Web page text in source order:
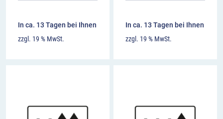
In ca. 13 Tagen bei Ihnen
zzgl. 19 % MwSt.
In ca. 13 Tagen bei Ihnen
zzgl. 19 % MwSt.